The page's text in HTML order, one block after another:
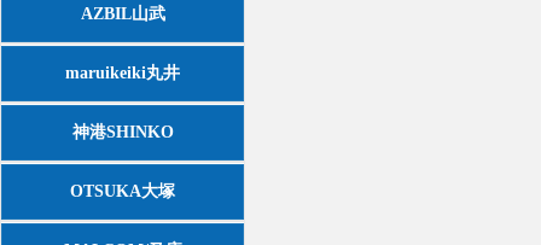
AZBIL山武
maruikeiki丸井
神港SHINKO
OTSUKA大塚